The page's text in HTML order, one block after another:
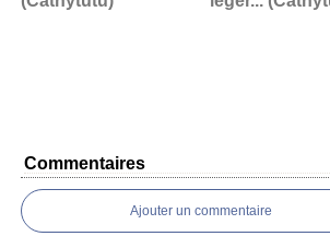
Commentaires
Ajouter un commentaire